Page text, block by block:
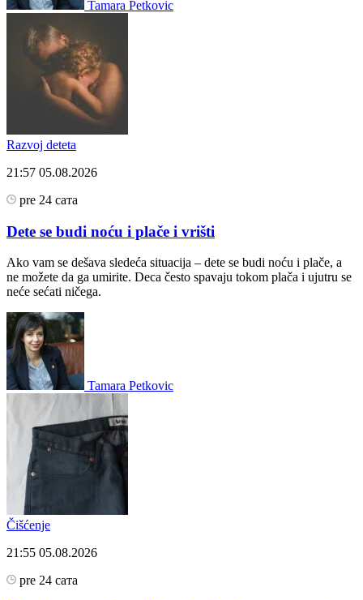
Tamara Petkovic
Razvoj deteta
21:57 05.08.2026
pre 24 сата
Dete se budi noću i plače i vrišti
Ako vam se dešava sledeća situacija – dete se budi noću i plače, a
ne možete da ga umirite. Deca često spavaju tokom plača i ujutru se
neće sećati ničega.
Tamara Petkovic
Čišćenje
21:55 05.08.2026
pre 24 сата